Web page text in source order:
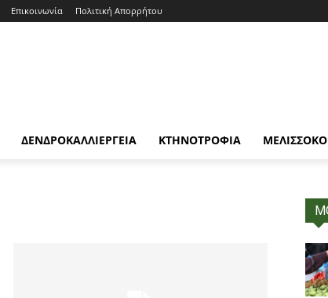
Επικοινωνία Πολιτική Απορρήτου
ΔΕΝΔΡΟΚΑΛΛΙΕΡΓΕΙΑ ΚΤΗΝΟΤΡΟΦΙΑ